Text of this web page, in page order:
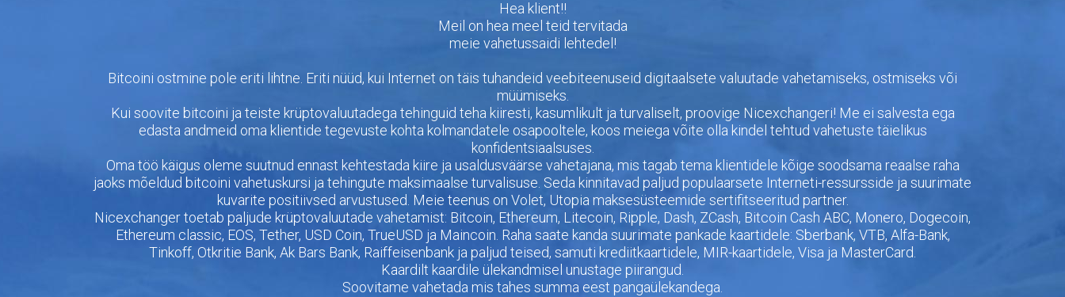
Hea klient!!
Meil on hea meel teid tervitada
meie vahetussaidi lehtedel!
Bitcoini ostmine pole eriti lihtne. Eriti nüüd, kui Internet on täis tuhandeid veebiteenuseid digitaalsete valuutade vahetamiseks, ostmiseks või
müümiseks.
Kui soovite bitcoini ja teiste krüptovaluutadega tehinguid teha kiiresti, kasumlikult ja turvaliselt, proovige Nicexchangeri! Me ei salvesta ega
edasta andmeid oma klientide tegevuste kohta kolmandatele osapooltele, koos meiega võite olla kindel tehtud vahetuste täielikus
konfidentsiaalsuses.
Oma töö käigus oleme suutnud ennast kehtestada kiire ja usaldusväärse vahetajana, mis tagab tema klientidele kõige soodsama reaalse raha
jaoks mõeldud bitcoini vahetuskursi ja tehingute maksimaalse turvalisuse. Seda kinnitavad paljud populaarsete Interneti-ressursside ja suurimate
kuvarite positiivsed arvustused. Meie teenus on Volet, Utopia maksesüsteemide sertifitseeritud partner.
Nicexchanger toetab paljude krüptovaluutade vahetamist: Bitcoin, Ethereum, Litecoin, Ripple, Dash, ZCash, Bitcoin Cash ABC, Monero, Dogecoin,
Ethereum classic, EOS, Tether, USD Coin, TrueUSD ja Maincoin. Raha saate kanda suurimate pankade kaartidele: Sberbank, VTB, Alfa-Bank,
Tinkoff, Otkritie Bank, Ak Bars Bank, Raiffeisenbank ja paljud teised, samuti krediitkaartidele, MIR-kaartidele, Visa ja MasterCard.
Kaardilt kaardile ülekandmisel unustage piirangud.
Soovitame vahetada mis tahes summa eest pangaülekandega.